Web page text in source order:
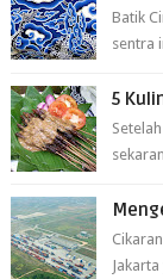
Batik
sentra
5